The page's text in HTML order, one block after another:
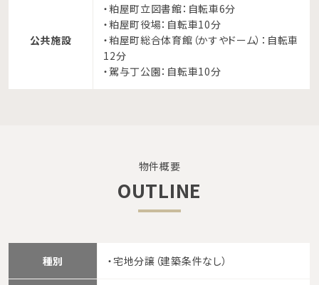
公共施設
・粕屋町立図書館：自転車6分
・粕屋町役場：自転車10分
・粕屋町総合体育館（かすやドーム）：自転車
12分
・駕与丁公園：自転車10分
物件概要
OUTLINE
種別 ・宅地分譲（建築条件なし）